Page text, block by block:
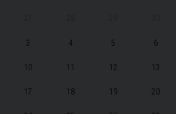
3 4 5 6
10 11 12 13
17 18 19 20